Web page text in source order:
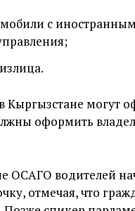
с
Кыргызстане могут
оформить
ОСАГО водителей
отмечая, что